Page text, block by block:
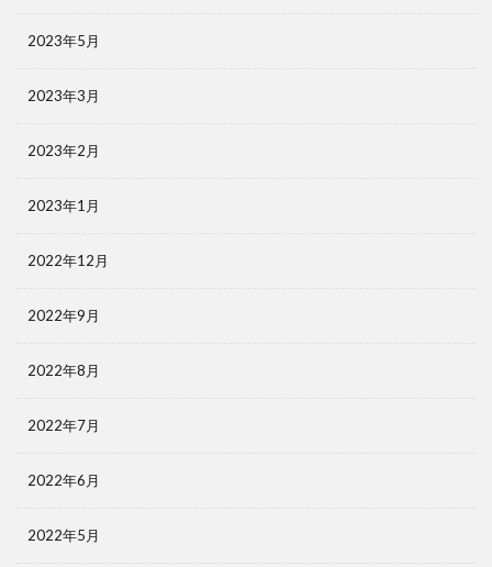
2023年5月
2023年3月
2023年2月
2023年1月
2022年12月
2022年9月
2022年8月
2022年7月
2022年6月
2022年5月